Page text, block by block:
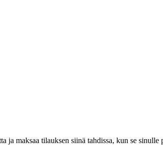
maksaa tilauksen siinä tahdissa, kun se sinulle